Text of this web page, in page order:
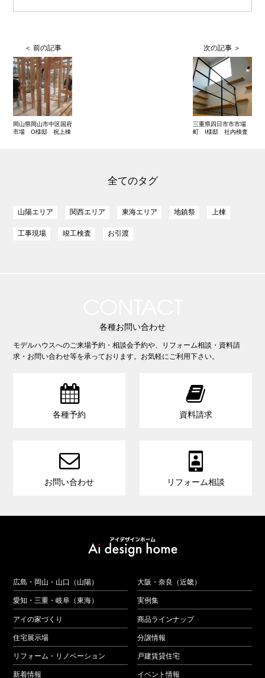
岡山県岡山市中区国府
市場 O様邸 祝上棟
三重県四日市市市場
町 I様邸 社内検査
全てのタグ
山陽エリア 関西エリア 東海エリア 地鎮祭 上棟
工事現場 竣工検査 お引渡
各種お問い合わせ
モデルハウスへのご来場予約・相談会予約や、リフォーム相談・資料請
求・お問い合わせ等を承っております。お気軽にご利用下さい。

各種予約

資料請求

お問い合わせ

リフォーム相談
広島・岡山・山口（山陽） 大阪・奈良（近畿）
愛知・三重・岐阜（東海） 実例集
アイの家づくり 商品ラインナップ
住宅展示場 分譲情報
リフォーム・リノベーション 戸建賃貸住宅
新着情報 イベント情報